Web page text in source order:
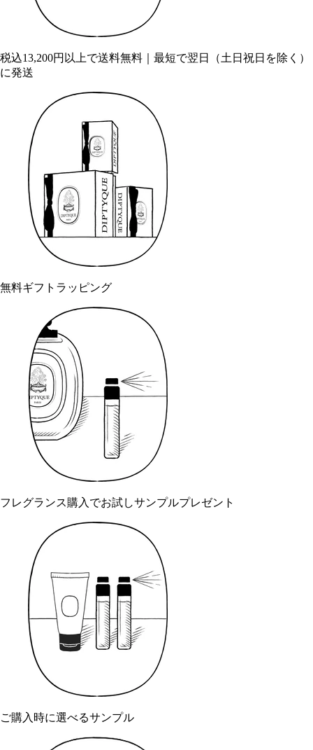
税込13,200円以上で送料無料｜最短で翌日（土日祝日を除く）
に発送
無料ギフトラッピング
フレグランス購入でお試しサンプルプレゼント
ご購入時に選べるサンプル